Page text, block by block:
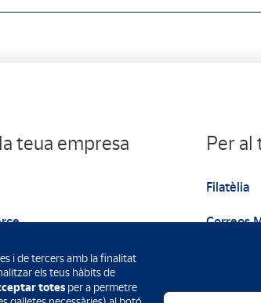
teua empresa Per al
Filatèlia
Correos
i de tercers amb la finalitat
els teus hàbits de
totes per a permetre